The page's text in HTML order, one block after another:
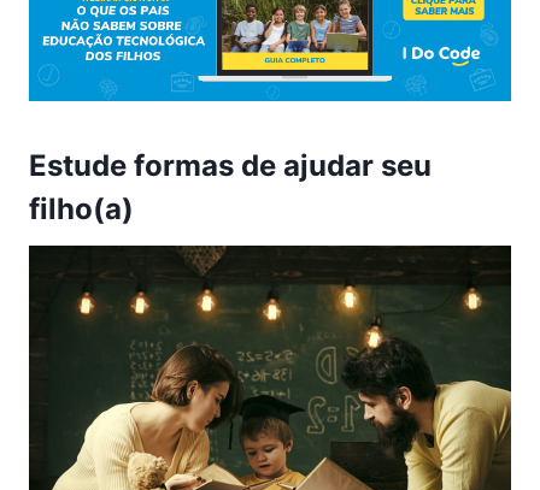
Estude formas de ajudar seu
filho(a)